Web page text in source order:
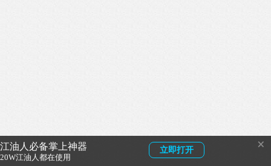
江油人必备掌上神器
20W江油人都在使用
立即打开 ×